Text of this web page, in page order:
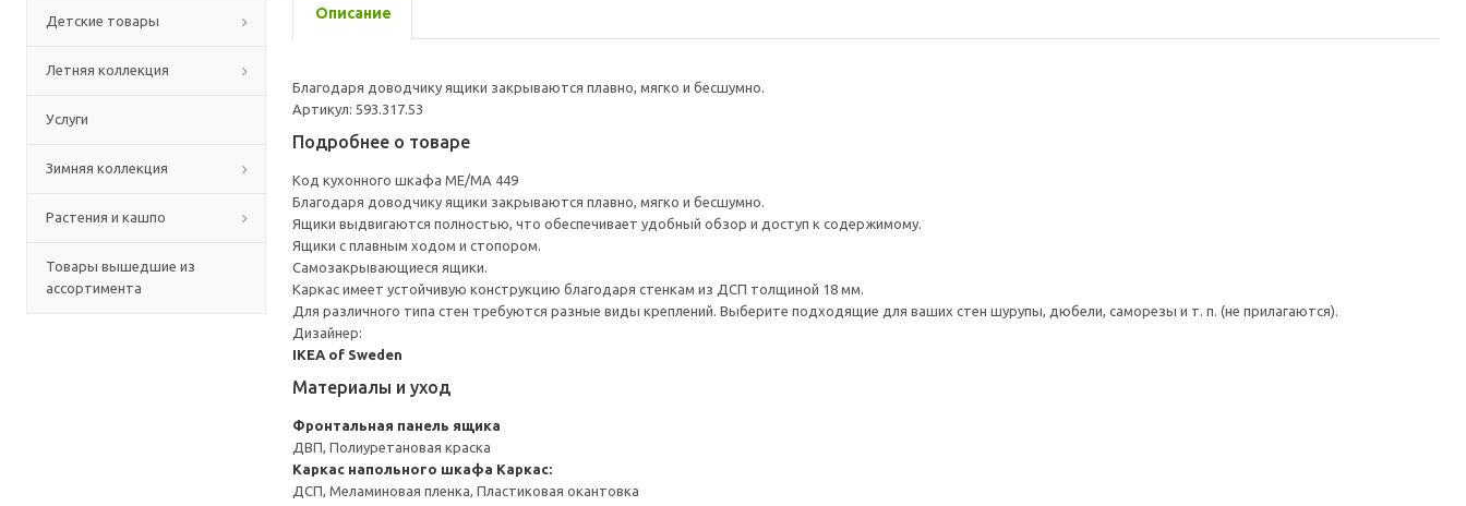
Детские товары
Летняя коллекция
Услуги
Зимняя коллекция
Растения и кашпо
Товары вышедшие из
ассортимента
Описание
Благодаря доводчику ящики закрываются плавно, мягко и бесшумно.
Артикул: 593.317.53
Подробнее о товаре
Код кухонного шкафа ME/MA 449
Благодаря доводчику ящики закрываются плавно, мягко и бесшумно.
Ящики выдвигаются полностью, что обеспечивает удобный обзор и доступ к содержимому.
Ящики с плавным ходом и стопором.
Самозакрывающиеся ящики.
Каркас имеет устойчивую конструкцию благодаря стенкам из ДСП толщиной 18 мм.
Для различного типа стен требуются разные виды креплений. Выберите подходящие для ваших стен шурупы, дюбели, саморезы и т. п. (не прилагаются).
Дизайнер:
IKEA of Sweden
Материалы и уход
Фронтальная панель ящика
ДВП, Полиуретановая краска
Каркас напольного шкафа Каркас:
ДСП, Меламиновая пленка, Пластиковая окантовка